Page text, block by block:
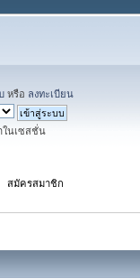
หรือ ลงทะเบียน
ในเซสชั่น
สมัครสมาชิก